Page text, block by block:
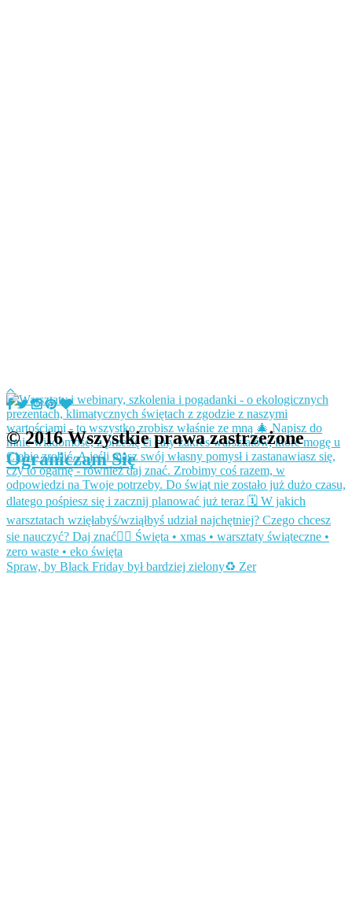
Spraw, by Black Friday był bardziej zielony♻️ Zer
© 2016 Wszystkie prawa zastrzeżone
Ograniczam Się